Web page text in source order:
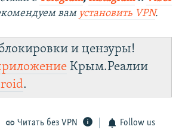
вам установить VPN.
и цензуры!
Крым.Реалии
.
Читать без VPN Follow us